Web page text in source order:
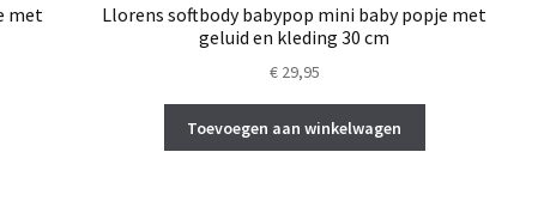
met
Llorens softbody babypop mini baby popje met
geluid en kleding 30 cm
€29,95
Toevoegen aan winkelwagen